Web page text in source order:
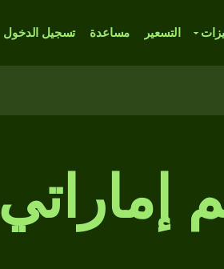
التسعير مساعدة تسجيل الدخول
إماراتي